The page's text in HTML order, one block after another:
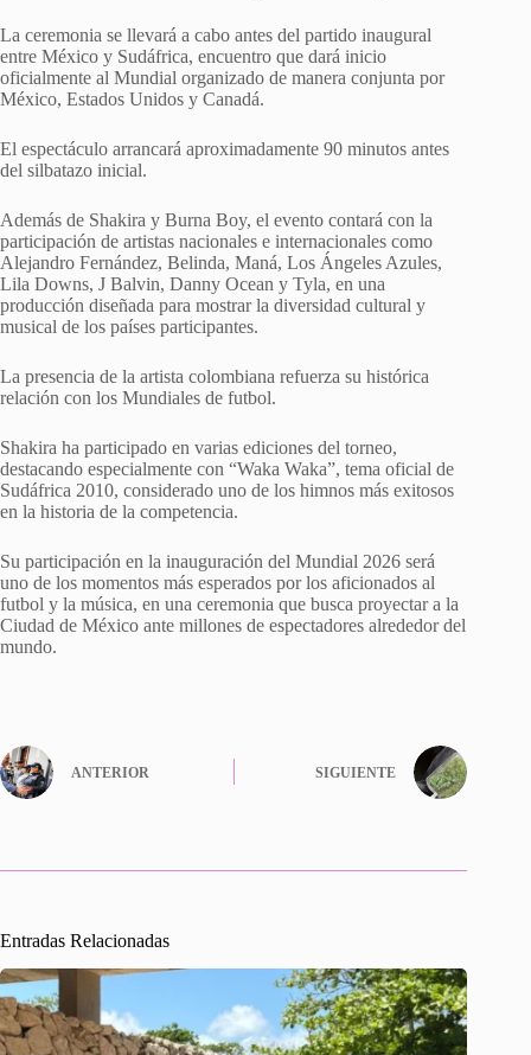
La ceremonia se llevará a cabo antes del partido inaugural
entre México y Sudáfrica, encuentro que dará inicio
oficialmente al Mundial organizado de manera conjunta por
México, Estados Unidos y Canadá.
El espectáculo arrancará aproximadamente 90 minutos antes
del silbatazo inicial.
Además de Shakira y Burna Boy, el evento contará con la
participación de artistas nacionales e internacionales como
Alejandro Fernández, Belinda, Maná, Los Ángeles Azules,
Lila Downs, J Balvin, Danny Ocean y Tyla, en una
producción diseñada para mostrar la diversidad cultural y
musical de los países participantes.
La presencia de la artista colombiana refuerza su histórica
relación con los Mundiales de futbol.
Shakira ha participado en varias ediciones del torneo,
destacando especialmente con “Waka Waka”, tema oficial de
Sudáfrica 2010, considerado uno de los himnos más exitosos
en la historia de la competencia.
Su participación en la inauguración del Mundial 2026 será
uno de los momentos más esperados por los aficionados al
futbol y la música, en una ceremonia que busca proyectar a la
Ciudad de México ante millones de espectadores alrededor del
mundo.
ANTERIOR SIGUIENTE
Entradas Relacionadas